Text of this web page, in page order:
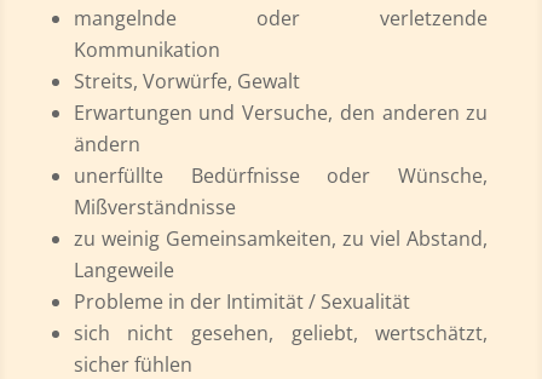
mangelnde oder verletzende
Kommunikation
Streits, Vorwürfe, Gewalt
Erwartungen und Versuche, den anderen zu
ändern
unerfüllte Bedürfnisse oder Wünsche,
Mißverständnisse
zu weinig Gemeinsamkeiten, zu viel Abstand,
Langeweile
Probleme in der Intimität / Sexualität
sich nicht gesehen, geliebt, wertschätzt,
sicher fühlen